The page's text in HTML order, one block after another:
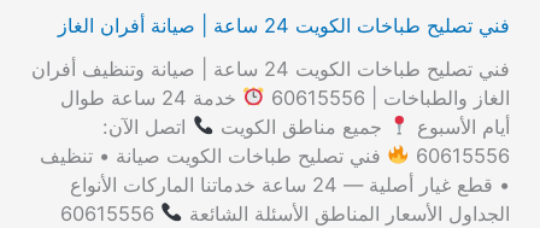
فني تصليح طباخات الكويت 24 ساعة | صيانة أفران الغاز
فني تصليح طباخات الكويت 24 ساعة | صيانة وتنظيف أفران
الغاز والطباخات | 60615556
خدمة 24 ساعة طوال
أيام الأسبوع
جميع مناطق الكويت
اتصل الآن:
60615556
فني تصليح طباخات الكويت صيانة • تنظيف
• قطع غيار أصلية — 24 ساعة خدماتنا الماركات الأنواع
الجداول الأسعار المناطق الأسئلة الشائعة
60615556